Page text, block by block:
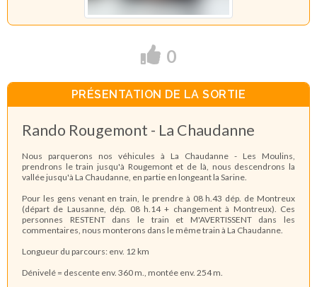
0
PRÉSENTATION DE LA SORTIE
Rando Rougemont - La Chaudanne
Nous parquerons nos véhicules à La Chaudanne - Les Moulins,
prendrons le train jusqu'à Rougemont et de là, nous descendrons la
vallée jusqu'à La Chaudanne, en partie en longeant la Sarine.
Pour les gens venant en train, le prendre à 08 h.43 dép. de Montreux
(départ de Lausanne, dép. 08 h.14 + changement à Montreux). Ces
personnes RESTENT dans le train et M'AVERTISSENT dans les
commentaires, nous monterons dans le même train à La Chaudanne.
Longueur du parcours: env. 12 km
Dénivelé = descente env. 360 m., montée env. 254 m.